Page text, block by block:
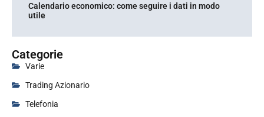
Calendario economico: come seguire i dati in modo
utile
Categorie
Varie
Trading Azionario
Telefonia